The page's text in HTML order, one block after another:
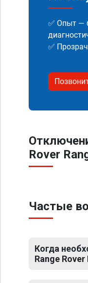
✅ Опыт —
✅
Rover
Частые
Когда
Range Rover